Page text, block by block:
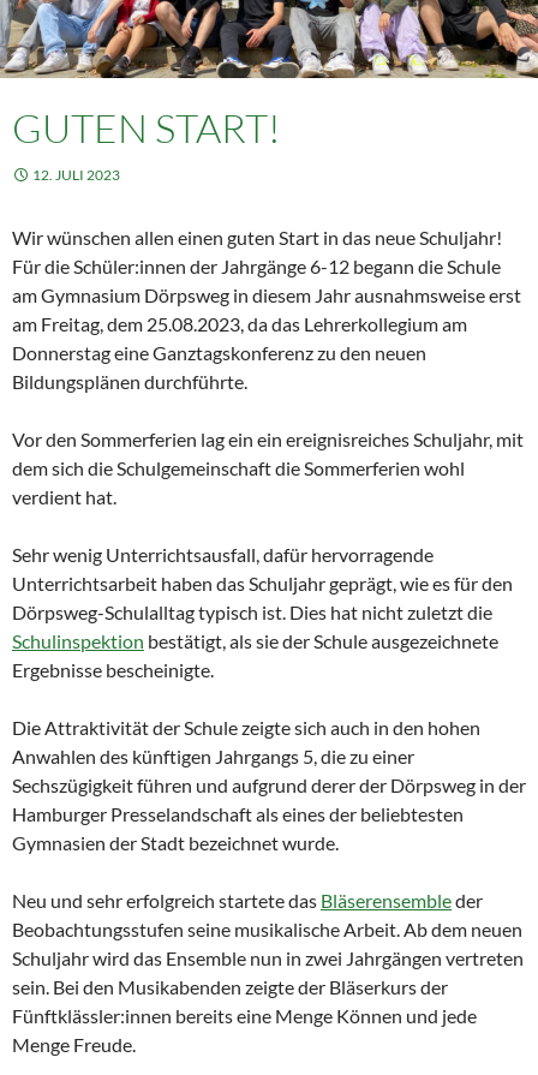
GUTEN START!
12. JULI 2023
Wir wünschen allen einen guten Start in das neue Schuljahr!
Für die Schüler:innen der Jahrgänge 6-12 begann die Schule
am Gymnasium Dörpsweg in diesem Jahr ausnahmsweise erst
am Freitag, dem 25.08.2023, da das Lehrerkollegium am
Donnerstag eine Ganztagskonferenz zu den neuen
Bildungsplänen durchführte.
Vor den Sommerferien lag ein ein ereignisreiches Schuljahr, mit
dem sich die Schulgemeinschaft die Sommerferien wohl
verdient hat.
Sehr wenig Unterrichtsausfall, dafür hervorragende
Unterrichtsarbeit haben das Schuljahr geprägt, wie es für den
Dörpsweg-Schulalltag typisch ist. Dies hat nicht zuletzt die
Schulinspektion bestätigt, als sie der Schule ausgezeichnete
Ergebnisse bescheinigte.
Die Attraktivität der Schule zeigte sich auch in den hohen
Anwahlen des künftigen Jahrgangs 5, die zu einer
Sechszügigkeit führen und aufgrund derer der Dörpsweg in der
Hamburger Presselandschaft als eines der beliebtesten
Gymnasien der Stadt bezeichnet wurde.
Neu und sehr erfolgreich startete das Bläserensembleder
Beobachtungsstufen seine musikalische Arbeit. Ab dem neuen
Schuljahr wird das Ensemble nun in zwei Jahrgängen vertreten
sein. Bei den Musikabenden zeigte der Bläserkurs der
Fünftklässler:innen bereits eine Menge Können und jede
Menge Freude.